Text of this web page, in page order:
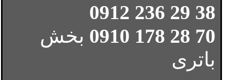
38 29 236 0912
70 28 178 0910
بخش
باتری